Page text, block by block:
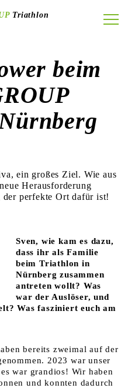
Triathlon
beim
ein großes Ziel. Wie aus
Herausforderung
perfekte Ort dafür ist!
Sven, wie kam es dazu,
dass ihr als Familie
beim Triathlon in
Nürnberg zusammen
antreten wollt? Was
war der Auslöser, und
Was fasziniert euch am
bereits zweimal auf der
2023 war unser
war grandios! Wir haben
und konnten dadurch